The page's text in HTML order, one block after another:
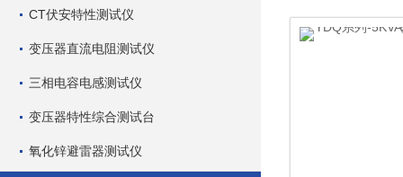
CT伏安特性测试仪
变压器直流电阻测试仪
三相电容电感测试仪
变压器特性综合测试台
氧化锌避雷器测试仪